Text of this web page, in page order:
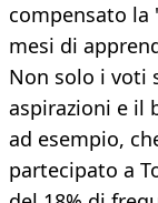
compensato la
mesi di
Non solo i voti
aspirazioni e il
ad esempio,
partecipato a